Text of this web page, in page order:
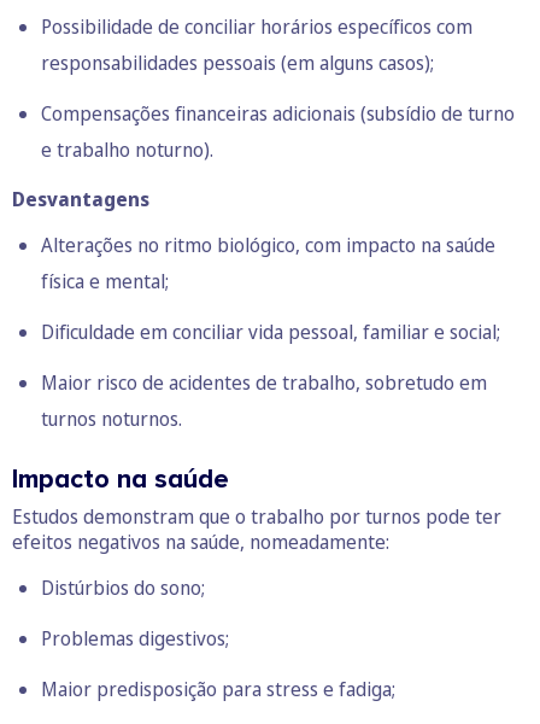
Possibilidade de conciliar horários específicos com
responsabilidades pessoais (em alguns casos);
Compensações financeiras adicionais (subsídio de turno
e trabalho noturno).
Desvantagens
Alterações no ritmo biológico, com impacto na saúde
física e mental;
Dificuldade em conciliar vida pessoal, familiar e social;
Maior risco de acidentes de trabalho, sobretudo em
turnos noturnos.
Impacto na saúde
Estudos demonstram que o trabalho por turnos pode ter
efeitos negativos na saúde, nomeadamente:
Distúrbios do sono;
Problemas digestivos;
Maior predisposição para stress e fadiga;